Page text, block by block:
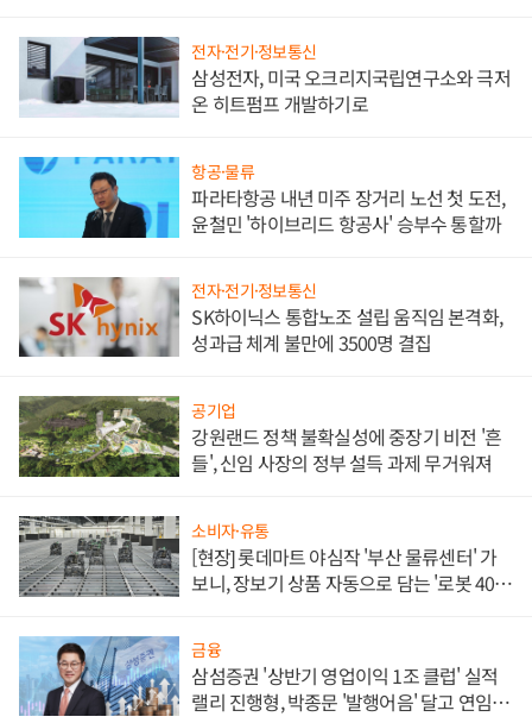
전자·전기·정보통신
삼성전자, 미국 오크리지국립연구소와 극저
온 히트펌프 개발하기로
항공·물류
파라타항공 내년 미주 장거리 노선 첫 도전,
윤철민 '하이브리드 항공사' 승부수 통할까
전자·전기·정보통신
SK하이닉스 통합노조 설립 움직임 본격화,
성과급 체계 불만에 3500명 결집
공기업
강원랜드 정책 불확실성에 중장기 비전 '흔
들', 신임 사장의 정부 설득 과제 무거워져
소비자·유통
[현장] 롯데마트 야심작 '부산 물류센터' 가
보니, 장보기 상품 자동으로 담는 '로봇 400
금융
삼섬증권 '상반기 영업이익 1조 클럽' 실적
랠리 진행형, 박종문 '발행어음' 달고 연임 향